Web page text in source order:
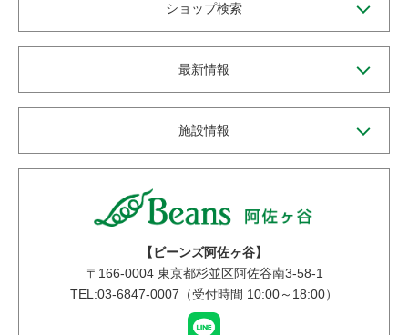
ショップ検索
最新情報
施設情報
【ビーンズ阿佐ヶ谷】
〒 166-0004東京都杉並区阿佐谷南3-58-1
TEL:03-6847-0007（受付時間 10:00～18:00）